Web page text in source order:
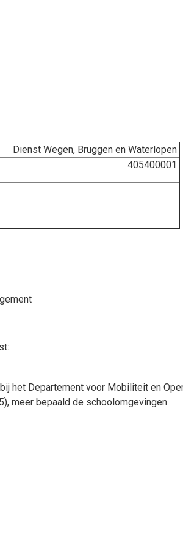
Dienst Wegen, Bruggen en Waterlopen
405400001
het Departement voor Mobiliteit en
meer bepaald de schoolomgevingen